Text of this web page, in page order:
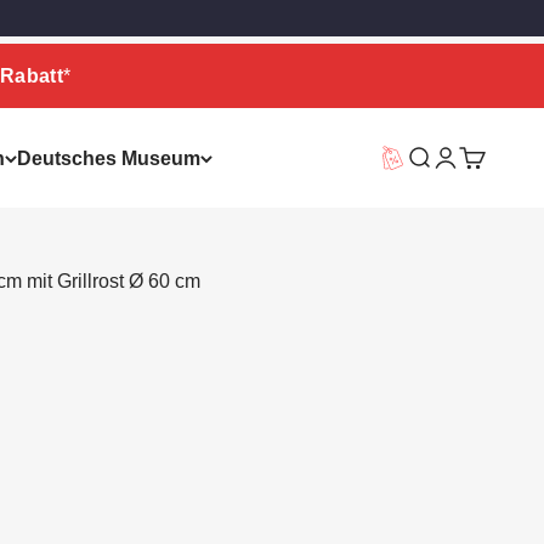
*
Deutsches Museum Vorteilswelt
Suche
mit Grillrost Ø 60 cm